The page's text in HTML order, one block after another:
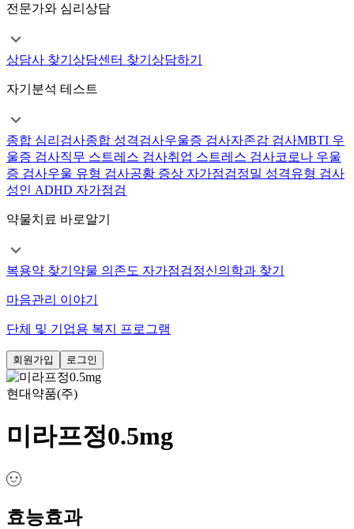
전문가와 심리상담
상담사 찾기 상담센터 찾기 상담하기
자기분석 테스트
종합 심리검사종합 성격검사우울증 검사자존감 검사MBTI 우
울증 검사직무 스트레스 검사취업 스트레스 검사코로나 우울
증 검사우울 유형 검사공황 증상 자가점검정밀 성격유형 검사
성인 ADHD 자가점검
약물치료 바로알기
복용약 찾기 약물 의존도 자가점검정신의학과 찾기
마음관리 이야기
단체 및 기업용 복지 프로그램
회원가입 로그인
현대약품(주)
미라프정0.5mg
효능효과